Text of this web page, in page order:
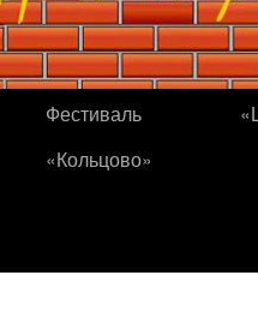
Фестиваль
«Кольцово»